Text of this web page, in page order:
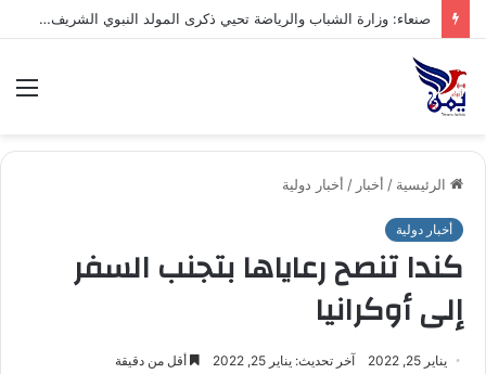
صنعاء: إتمام صلح قبلي في صنعاء ينهي قضية حادث مروري بين قبيلتي ال الخبش محافظة حجة وذو حسين من خولان بني ضبيان محافظة صنعاء
الرئيسية / أخبار / أخبار دولية
أخبار دولية
كندا تنصح رعاياها بتجنب السفر
إلى أوكرانيا
يناير 25, 2022 آخر تحديث: يناير 25, 2022 أقل من دقيقة